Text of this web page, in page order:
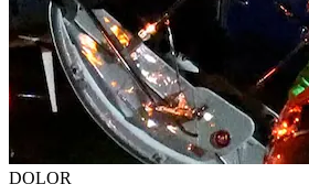
DOLOR